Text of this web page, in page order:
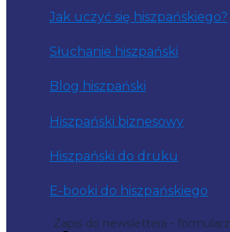
Jak uczyć się hiszpańskiego?
Słuchanie hiszpański
Blog hiszpański
Hiszpański biznesowy
Hiszpański do druku
E-booki do hiszpańskiego
Zapis do newslettera - formularz